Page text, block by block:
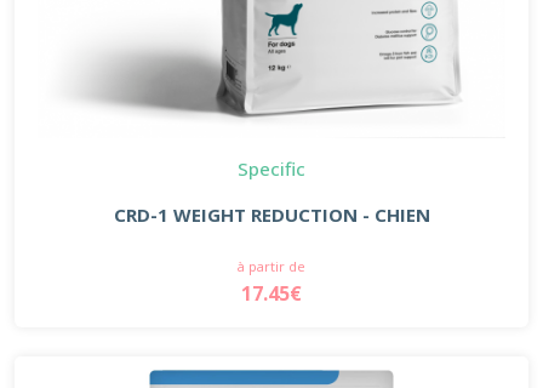
Specific
CRD-1 WEIGHT REDUCTION - CHIEN
à partir de
17.45€